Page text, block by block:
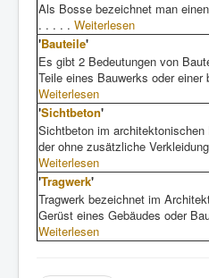
Als Bosse bezeichnet man
. . . . . Weiterlesen
'Bauteile'
Es gibt 2 Bedeutungen von
Teile eines Bauwerks oder
Weiterlesen
'Sichtbeton'
Sichtbeton im
der ohne zusätzliche
Weiterlesen
'Tragwerk'
Tragwerk bezeichnet im
Gerüst eines Gebäudes oder
Weiterlesen